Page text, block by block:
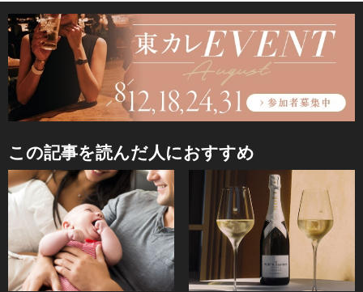
この記事を読んだ人におすすめ